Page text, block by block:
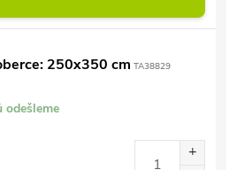
250x350 cm TA38829
odešleme